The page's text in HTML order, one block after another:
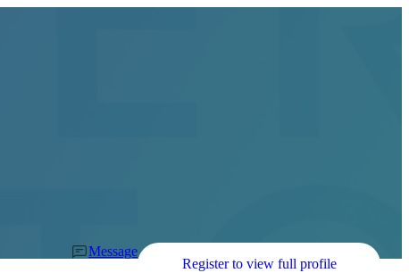
Message
Register to view full profile